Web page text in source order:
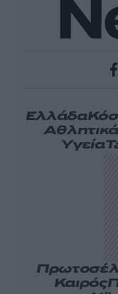
Ελλάδα
Αθλητικά
Υγεία
Καιρός